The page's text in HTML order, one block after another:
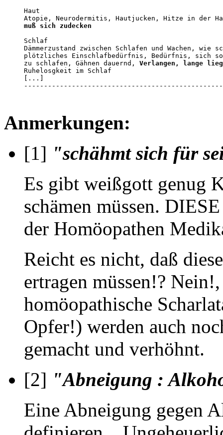
Haut
muß sich zudecken
Schlaf
Dämmerzustand zwischen Schlafen und Wachen, wie
plötzliches Einschlafbedürfnis, Bedürfnis, sich
zu schlafen, Gähnen dauernd, Verlangen, lange
Ruhelosgkeit im Schlaf
[...]
Anmerkungen:
[1] "schähmt sich für
Es gibt weißgott genug
schämen müssen.
der Homöopathen
Reicht es nicht, daß
ertragen müssen!?
homöopathische
Opfer!) werden auch
gemacht und verhöhnt.
[2] "Abneigung :
Eine Abneigung gegen